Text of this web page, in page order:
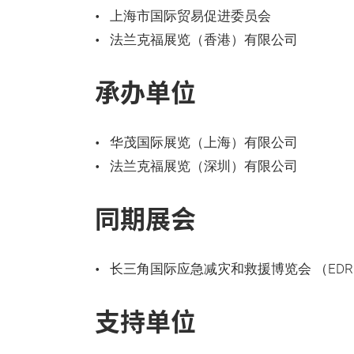
上海市国际贸易促进委员会
法兰克福展览（香港）有限公司
承办单位
华茂国际展览（上海）有限公司
法兰克福展览（深圳）有限公司
同期展会
长三角国际应急减灾和救援博览会 （
支持单位